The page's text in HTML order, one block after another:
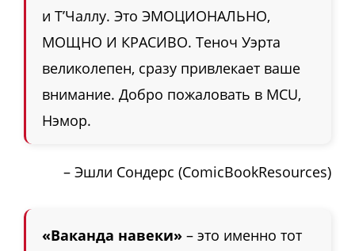
и Т’Чаллу. Это ЭМОЦИОНАЛЬНО,
МОЩНО И КРАСИВО. Теноч Уэрта
великолепен, сразу привлекает ваше
внимание. Добро пожаловать в MCU,
Нэмор.
– Эшли Сондерс (ComicBookResources)
«Ваканда навеки» – это именно тот